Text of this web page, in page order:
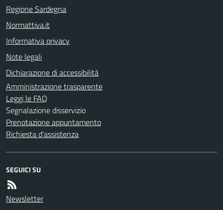
Regione Sardegna
Normattiva.it
Informativa privacy
Note legali
Dichiarazione di accessibilità
Amministrazione trasparente
Leggi le FAQ
Segnalazione disservizio
Prenotazione appuntamento
Richiesta d'assistenza
SEGUICI SU
Newsletter